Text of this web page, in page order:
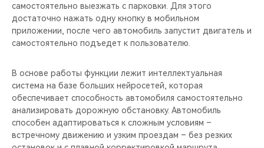
самостоятельно выезжать с парковки. Для этого
достаточно нажать одну кнопку в мобильном
приложении, после чего автомобиль запустит двигатель и
самостоятельно подъедет к пользователю.
В основе работы функции лежит интеллектуальная
система на базе больших нейросетей, которая
обеспечивает способность автомобиля самостоятельно
анализировать дорожную обстановку. Автомобиль
способен адаптироваться к сложным условиям –
встречному движению и узким проездам – без резких